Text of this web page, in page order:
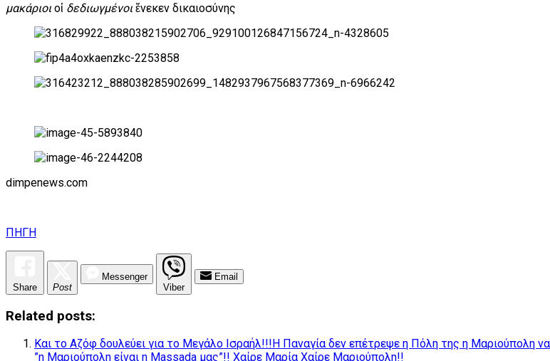
μακάριοι οἱ δεδιωγμένοι ἕνεκεν δικαιοσύνης
dimpenews.com
ΠΗΓΗ
Share Post
Messenger
Viber
Email
Related posts:
Και το Αζόφ δουλεύει για το Μεγάλο Ισραήλ!!!Η Παναγία δεν επέτρεψε η Πόλη της η Μαριούπολη
”η Μαριούπολη είναι η Massada μας”!! Xαίρε Μαρία Χαίρε Μαριούπολη!!